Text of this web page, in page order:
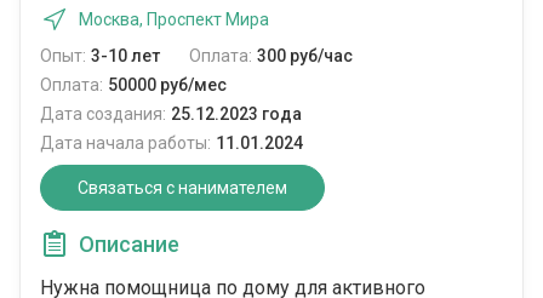
Москва, Проспект Мира
Опыт: 3-10 лет Оплата: 300 руб/час
Оплата: 50000 руб/мес
Дата создания: 25.12.2023 года
Дата начала работы: 11.01.2024
Связаться с нанимателем
Описание
Нужна помощница по дому для активного